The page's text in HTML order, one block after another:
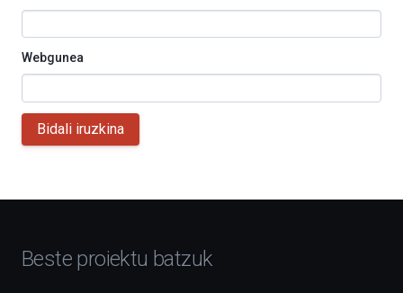
Webgunea
Bidali iruzkina
Beste proiektu batzuk